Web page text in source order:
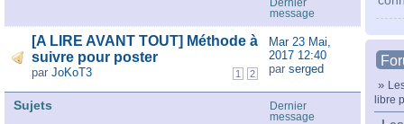
»
libre
Dernier
message
[A LIRE AVANT TOUT] Méthode à
suivre pour poster
1 2
par JoKoT3
Mar 23 Mai,
2017 12:40
par serged
Sujets
Dernier
message